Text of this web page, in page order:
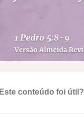
Este conteúdo foi útil?